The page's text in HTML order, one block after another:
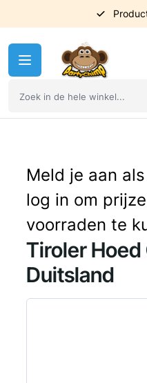
Uit
Meld je aan
log in om
voorraden te
Tiroler Hoed
Duitsland